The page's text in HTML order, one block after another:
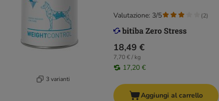
3 varianti
18,49 €
7,70 € / kg
17,20 €
Valutazione: 3/5 (2)
Aggiungi al carrello